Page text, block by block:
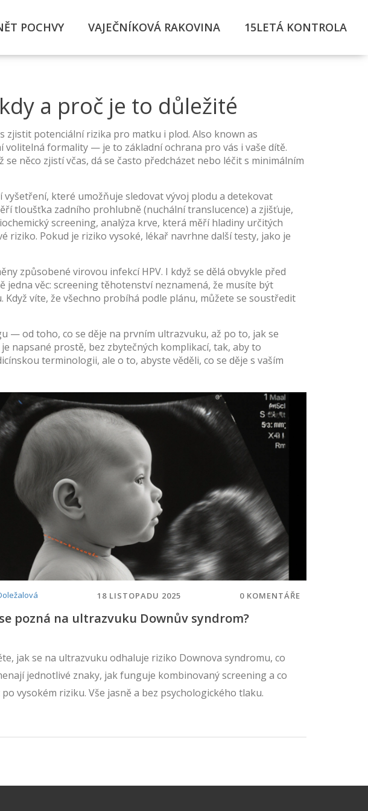
POCHVY VAJEČNÍKOVÁ RAKOVINA 15LETÁ KONTROLA
a proč je to důležité
zjistit potenciální rizika pro matku i plod. Also known as
formality — je to základní ochrana pro vás i vaše dítě.
něco zjistí včas, dá se často předcházet nebo léčit s minimálním
vyšetření, které umožňuje sledovat vývoj plodu a detekovat
tloušťka zadního prohlubně (nuchální translucence) a zjišťuje,
screening, analýza krve, která měří hladiny určitých
riziko. Pokud je riziko vysoké, lékař navrhne další testy, jako je
způsobené virovou infekcí HPV. I když se dělá obvykle před
věc: screening těhotenství neznamená, že musíte být
víte, že všechno probíhá podle plánu, můžete se soustředit
— od toho, co se děje na prvním ultrazvuku, až po to, jak se
napsané prostě, bez zbytečných komplikací, tak, aby to
terminologii, ale o to, abyste věděli, co se děje s vaším
18 LISTOPADU 2025 0 KOMENTÁŘE
pozná na ultrazvuku Downův syndrom?
jak se na ultrazvuku odhaluje riziko Downova syndromu, co
jednotlivé znaky, jak funguje kombinovaný screenin­g a co
vysokém riziku. Vše jasně a bez psychologického tlaku.